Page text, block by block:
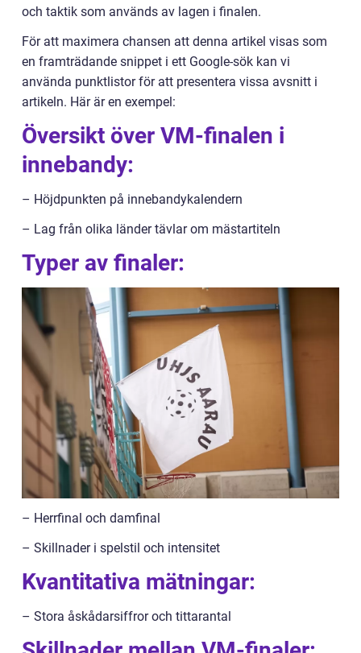
och taktik som används av lagen i finalen.
För att maximera chansen att denna artikel visas som
en framträdande snippet i ett Google-sök kan vi
använda punktlistor för att presentera vissa avsnitt i
artikeln. Här är en exempel:
Översikt över VM-finalen i
innebandy:
– Höjdpunkten på innebandykalendern
– Lag från olika länder tävlar om mästartiteln
Typer av finaler:
– Herrfinal och damfinal
– Skillnader i spelstil och intensitet
Kvantitativa mätningar:
– Stora åskådarsiffror och tittarantal